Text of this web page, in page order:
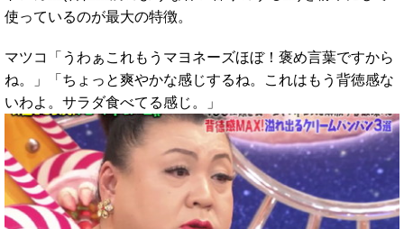
使っているのが最大の特徴。
マツコ「うわぁこれもうマヨネーズほぼ！褒め言葉ですから
ね。」「ちょっと爽やかな感じするね。これはもう背徳感な
いわよ。サラダ食べてる感じ。」